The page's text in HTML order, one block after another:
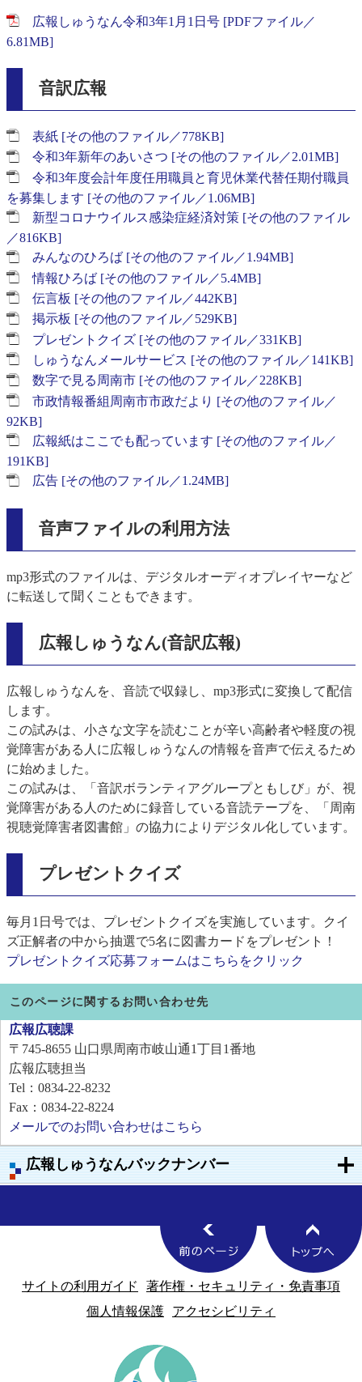
広報しゅうなんバックナンバー
広報しゅうなん令和3年1月1日号 [PDFファイル／
6.81MB]
音訳広報
表紙 [その他のファイル／778KB]
令和3年新年のあいさつ [その他のファイル／2.01MB]
令和3年度会計年度任用職員と育児休業代替任期付職員
を募集します [その他のファイル／1.06MB]
新型コロナウイルス感染症経済対策 [その他のファイル
／816KB]
みんなのひろば [その他のファイル／1.94MB]
情報ひろば [その他のファイル／5.4MB]
伝言板 [その他のファイル／442KB]
掲示板 [その他のファイル／529KB]
プレゼントクイズ [その他のファイル／331KB]
しゅうなんメールサービス [その他のファイル／141KB]
数字で見る周南市 [その他のファイル／228KB]
市政情報番組周南市市政だより [その他のファイル／
92KB]
広報紙はここでも配っています [その他のファイル／
191KB]
広告 [その他のファイル／1.24MB]
音声ファイルの利用方法
mp3形式のファイルは、デジタルオーディオプレイヤーなど
に転送して聞くこともできます。
広報しゅうなん(音訳広報)
広報しゅうなんを、音読で収録し、mp3形式に変換して配信
します。
この試みは、小さな文字を読むことが辛い高齢者や軽度の視
覚障害がある人に広報しゅうなんの情報を音声で伝えるため
に始めました。
この試みは、「音訳ボランティアグループともしび」が、視
覚障害がある人のために録音している音読テープを、「周南
視聴覚障害者図書館」の協力によりデジタル化しています。
プレゼントクイズ
毎月1日号では、プレゼントクイズを実施しています。クイ
ズ正解者の中から抽選で5名に図書カードをプレゼント！
プレゼントクイズ応募フォームはこちらをクリック
このページに関するお問い合わせ先
広報広聴課
〒745-8655 山口県周南市岐山通1丁目1番地
広報広聴担当
Tel：0834-22-8232
Fax：0834-22-8224
メールでのお問い合わせはこちら
サイトの利用ガイド
著作権・セキュリティ・免責事項
個人情報保護
アクセシビリティ